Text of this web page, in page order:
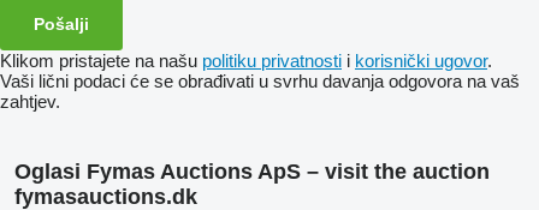
Klikom pristajete na našu politiku privatnosti i korisnički ugovor.
Vaši lični podaci će se obrađivati ​​u svrhu davanja odgovora na vaš
zahtjev.
Oglasi Fymas Auctions ApS – visit the auction
fymasauctions.dk